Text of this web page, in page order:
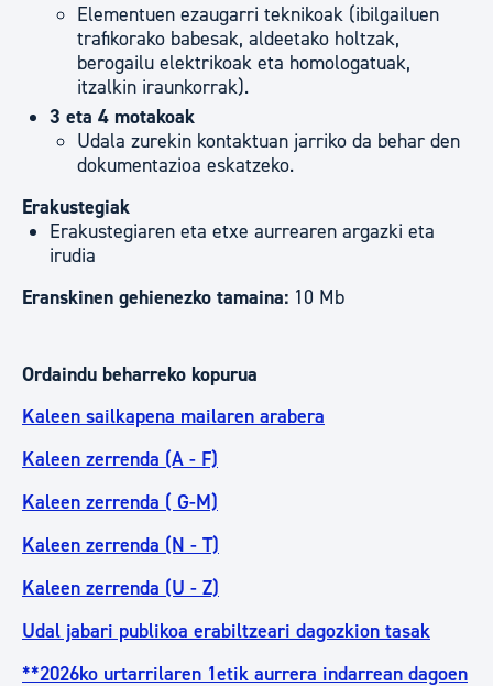
Elementuen ezaugarri teknikoak (ibilgailuen
trafikorako babesak, aldeetako holtzak,
berogailu elektrikoak eta homologatuak,
itzalkin iraunkorrak).
3 eta 4 motakoak
Udala zurekin kontaktuan jarriko da behar den
dokumentazioa eskatzeko.
Erakustegiak
Erakustegiaren eta etxe aurrearen argazki eta
irudia
Eranskinen gehienezko tamaina: 10 Mb
Ordaindu beharreko kopurua
Kaleen sailkapena mailaren arabera
Kaleen zerrenda (A - F)
Kaleen zerrenda ( G-M)
Kaleen zerrenda (N - T)
Kaleen zerrenda (U - Z)
Udal jabari publikoa erabiltzeari dagozkion tasak
**2026ko urtarrilaren 1etik aurrera indarrean dagoen